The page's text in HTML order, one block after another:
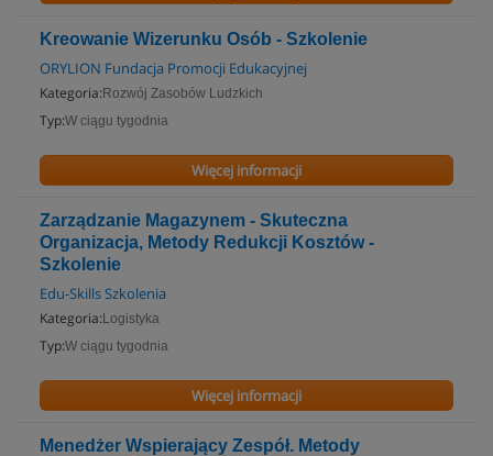
Kreowanie Wizerunku Osób - Szkolenie
ORYLION Fundacja Promocji Edukacyjnej
Kategoria: Rozwój Zasobów Ludzkich
Typ:W ciągu tygodnia
Więcej informacji
Zarządzanie Magazynem - Skuteczna
Organizacja, Metody Redukcji Kosztów -
Szkolenie
Edu-Skills Szkolenia
Kategoria: Logistyka
Typ:W ciągu tygodnia
Więcej informacji
Menedżer Wspierający Zespół. Metody